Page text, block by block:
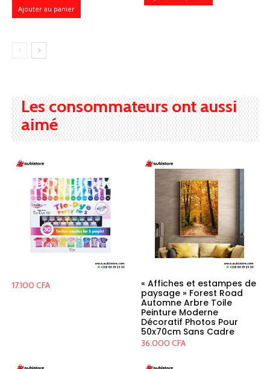
initial
Ajouter au panier
Les consommateurs ont aussi
aimé
17.100 CFA
« Affiches et estampes de
paysage » Forest Road
Automne Arbre Toile
Peinture Moderne
Décoratif Photos Pour
50x70cm Sans Cadre
36.000 CFA